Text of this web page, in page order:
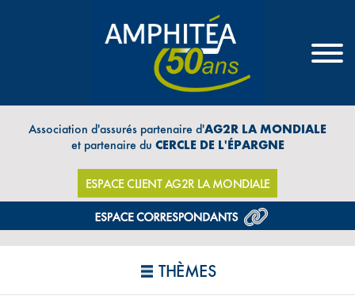
Association d'assurés partenaire d'AG2R LA MONDIALE
et partenaire du CERCLE DE L'ÉPARGNE
ESPACE CLIENT AG2R LA MONDIALE
THÈMES